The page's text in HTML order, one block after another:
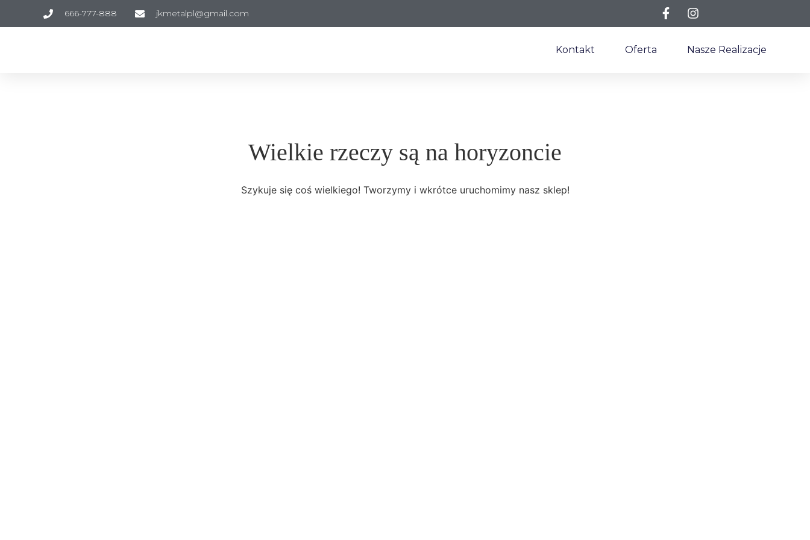
666-777-888 jkmetalpl@gmail.com
Kontakt Oferta Nasze Realizacje
Wielkie rzeczy są na horyzoncie
Szykuje się coś wielkiego! Tworzymy i wkrótce uruchomimy nasz sklep!